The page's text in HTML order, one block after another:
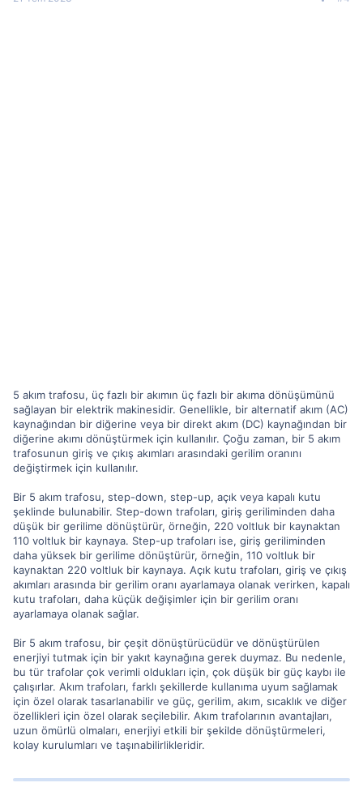
5 akım trafosu, üç fazlı bir akımın üç fazlı bir akıma dönüşümünü
sağlayan bir elektrik makinesidir. Genellikle, bir alternatif akım (AC)
kaynağından bir diğerine veya bir direkt akım (DC) kaynağından bir
diğerine akımı dönüştürmek için kullanılır. Çoğu zaman, bir 5 akım
trafosunun giriş ve çıkış akımları arasındaki gerilim oranını
değiştirmek için kullanılır.
Bir 5 akım trafosu, step-down, step-up, açık veya kapalı kutu
şeklinde bulunabilir. Step-down trafoları, giriş geriliminden daha
düşük bir gerilime dönüştürür, örneğin, 220 voltluk bir kaynaktan
110 voltluk bir kaynaya. Step-up trafoları ise, giriş geriliminden
daha yüksek bir gerilime dönüştürür, örneğin, 110 voltluk bir
kaynaktan 220 voltluk bir kaynaya. Açık kutu trafoları, giriş ve çıkış
akımları arasında bir gerilim oranı ayarlamaya olanak verirken, kapalı
kutu trafoları, daha küçük değişimler için bir gerilim oranı
ayarlamaya olanak sağlar.
Bir 5 akım trafosu, bir çeşit dönüştürücüdür ve dönüştürülen
enerjiyi tutmak için bir yakıt kaynağına gerek duymaz. Bu nedenle,
bu tür trafolar çok verimli oldukları için, çok düşük bir güç kaybı ile
çalışırlar. Akım trafoları, farklı şekillerde kullanıma uyum sağlamak
için özel olarak tasarlanabilir ve güç, gerilim, akım, sıcaklık ve diğer
özellikleri için özel olarak seçilebilir. Akım trafolarının avantajları,
uzun ömürlü olmaları, enerjiyi etkili bir şekilde dönüştürmeleri,
kolay kurulumları ve taşınabilirlikleridir.